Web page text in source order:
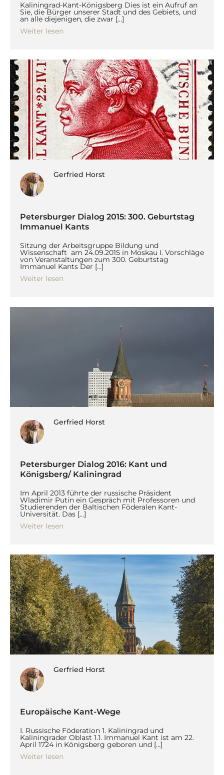
Kaliningrad-Kant-Königsberg Dies ist ein Aufruf an
Sie, die Bürger unserer Stadt und des Gebiets, und
an alle diejenigen, die zwar […]
Weiter lesen
Gerfried Horst
Petersburger Dialog 2015: 300. Geburtstag
Immanuel Kants
Sitzung der Arbeitsgruppe Bildung und
Wissenschaft am 24.09.2015 in Moskau I. Vorschläge
von Veranstaltungen zum 300. Geburtstag
Immanuel Kants Der […]
Weiter lesen
Gerfried Horst
Petersburger Dialog 2016: Kant und
Königsberg/ Kaliningrad
Im April 2013 führte der russische Präsident
Wladimir Putin ein Gespräch mit Professoren und
Studierenden der Baltischen Föderalen Kant-
Universität. Das […]
Weiter lesen
Gerfried Horst
Europäische Kant-Wege
I. Russische Föderation 1. Kaliningrad und
Kaliningrader Oblast 1.1. Immanuel Kant ist am 22.
April 1724 in Königsberg geboren und […]
Weiter lesen